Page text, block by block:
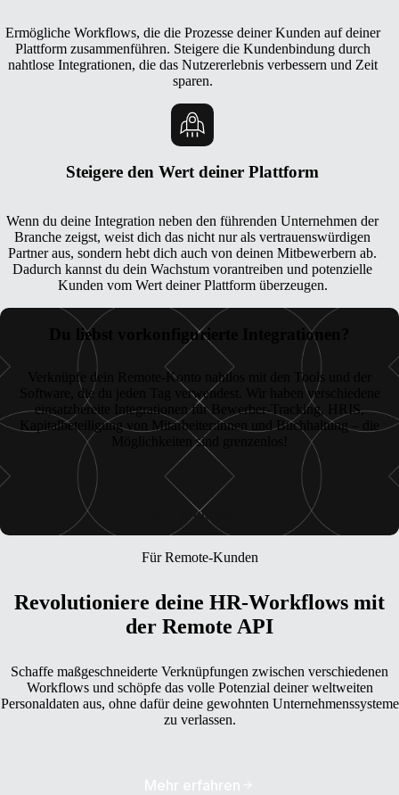
Ermögliche Workflows, die die Prozesse deiner Kunden auf deiner
Plattform zusammenführen. Steigere die Kundenbindung durch
nahtlose Integrationen, die das Nutzererlebnis verbessern und Zeit
sparen.
Steigere den Wert deiner Plattform
Wenn du deine Integration neben den führenden Unternehmen der
Branche zeigst, weist dich das nicht nur als vertrauenswürdigen
Partner aus, sondern hebt dich auch von deinen Mitbewerbern ab.
Dadurch kannst du dein Wachstum vorantreiben und potenzielle
Kunden vom Wert deiner Plattform überzeugen.
Du liebst vorkonfigurierte Integrationen?
Verknüpfe dein Remote-Konto nahtlos mit den Tools und der
Software, die du jeden Tag verwendest. Wir haben verschiedene
einsatzbereite Integrationen für Bewerber-Tracking, HRIS,
Kapitalbeteiligung von Mitarbeiter:innen und Buchhaltung – die
Möglichkeiten sind grenzenlos!
Jetzt erkunden
Für Remote-Kunden
Revolutioniere deine HR-Workflows mit
der Remote API
Schaffe maßgeschneiderte Verknüpfungen zwischen verschiedenen
Workflows und schöpfe das volle Potenzial deiner weltweiten
Personaldaten aus, ohne dafür deine gewohnten Unternehmenssysteme
zu verlassen.
Mehr erfahren